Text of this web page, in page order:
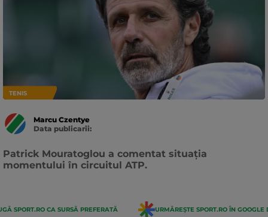
TENIS
Marcu Czentye
Data publicarii:
Patrick Mouratoglou a comentat situația
momentului în circuitul ATP.
SPORT.RO CA SURSĂ PREFERATĂ URMĂREȘTE SPORT.RO ÎN GOOGLE